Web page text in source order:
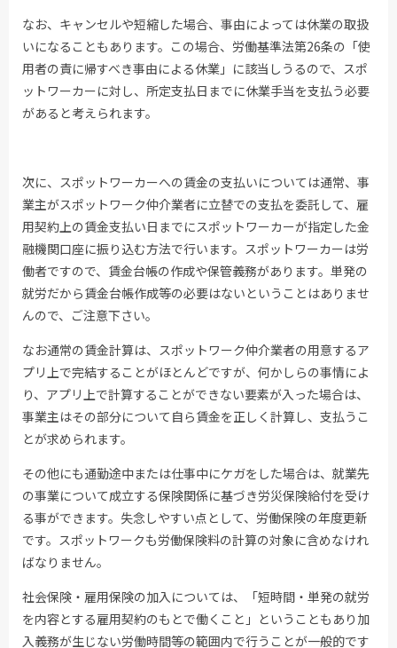
なお、キャンセルや短縮した場合、事由によっては休業の取扱
いになることもあります。この場合、労働基準法第26条の「使
用者の責に帰すべき事由による休業」に該当しうるので、スポ
ットワーカーに対し、所定支払日までに休業手当を支払う必要
があると考えられます。
次に、スポットワーカーへの賃金の支払いについては通常、事
業主がスポットワーク仲介業者に立替での支払を委託して、雇
用契約上の賃金支払い日までにスポットワーカーが指定した金
融機関口座に振り込む方法で行います。スポットワーカーは労
働者ですので、賃金台帳の作成や保管義務があります。単発の
就労だから賃金台帳作成等の必要はないということはありませ
んので、ご注意下さい。
なお通常の賃金計算は、スポットワーク仲介業者の用意するア
プリ上で完結することがほとんどですが、何かしらの事情によ
り、アプリ上で計算することができない要素が入った場合は、
事業主はその部分について自ら賃金を正しく計算し、支払うこ
とが求められます。
その他にも通勤途中または仕事中にケガをした場合は、就業先
の事業について成立する保険関係に基づき労災保険給付を受け
る事ができます。失念しやすい点として、労働保険の年度更新
です。スポットワークも労働保険料の計算の対象に含めなけれ
ばなりません。
社会保険・雇用保険の加入については、「短時間・単発の就労
を内容とする雇用契約のもとで働くこと」ということもあり加
入義務が生じない労働時間等の範囲内で行うことが一般的です